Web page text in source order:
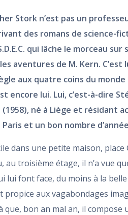
Stork n’est pas un
des romans de science-
qui lâche le morceau
aventures de M. Kern.
aux quatre coins du
encore lui. Lui, c’est-à-dire
(1958), né à Liège et résidant
et un bon nombre
dans une petite maison, place
au troisième étage, il n’a vue
lui font face, du moins à la
propice aux vagabondages
que, bon an mal an, il compose